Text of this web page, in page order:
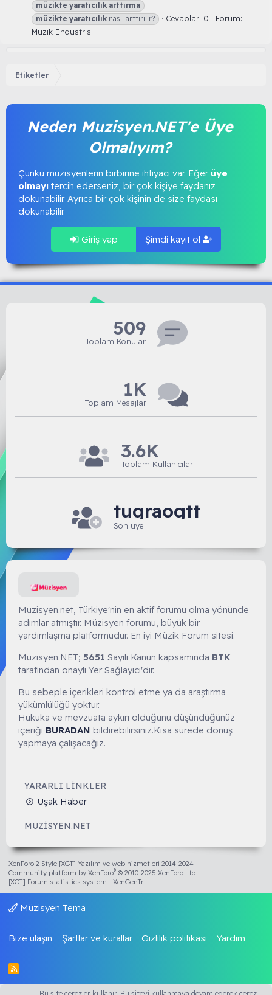
müzikte yaratıcılık arttırma
müzikte yaratıcılık nasıl arttırılır? Cevaplar: 0
Forum:
Müzik Endüstrisi
Etiketler
Neden Muzisyen.NET'e Üye
Olmalıyım?
Çünkü müzisyenlerin birbirine ihtiyacı var. Eğer üye
olmayı tercih ederseniz, bir çok kişiye faydanız
dokunabilir. Ayrıca bir çok kişinin de size faydası
dokunabilir.
Giriş yap Şimdi kayıt ol
509
Toplam Konular
1K
Toplam Mesajlar
3.6K
Toplam Kullanıcılar
tugraogtt
Son üye
Muzisyen.net, Türkiye'nin en aktif forumu olma yönünde
adımlar atmıştır. Müzisyen forumu, büyük bir
yardımlaşma platformudur. En iyi Müzik Forum sitesi.
Muzisyen.NET; 5651 Sayılı Kanun kapsamında BTK
tarafından onaylı Yer Sağlayıcı'dır.
Bu sebeple içerikleri kontrol etme ya da araştırma
yükümlülüğü yoktur.
Hukuka ve mevzuata aykırı olduğunu düşündüğünüz
içeriği BURADAN bildirebilirsiniz.Kısa sürede dönüş
yapmaya çalışacağız.
YARARLI LINKLER
Uşak Haber
MUZISYEN.NET
XenForo 2 Style [XGT] Yazılım ve web hizmetleri 2014-2024
Community platform by XenForo® © 2010-2025 XenForo Ltd.
[XGT] Forum statistics system - XenGenTr
Müzisyen Tema
Bize ulaşın Şartlar ve kurallar Gizlilik politikası Yardım
R